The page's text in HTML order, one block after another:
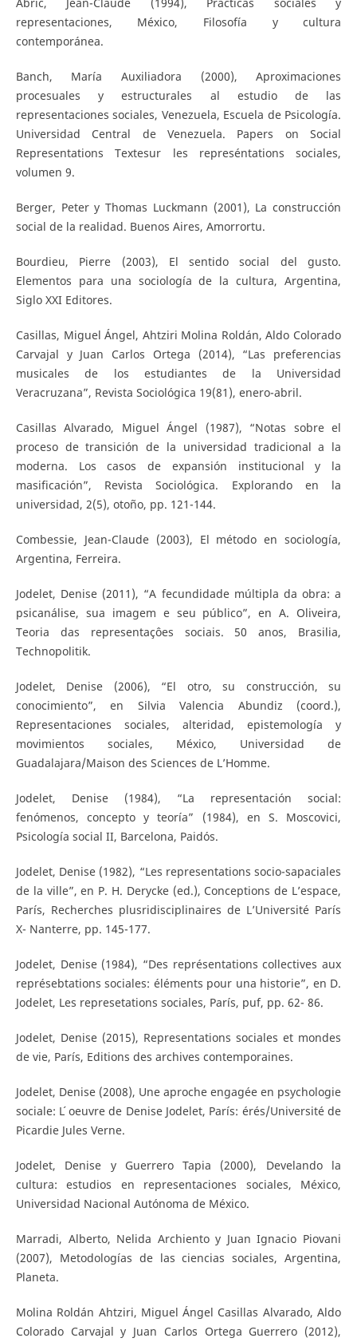
representaciones, México, Filosofía y cultura
contemporánea.
Banch, María Auxiliadora (2000), Aproximaciones
procesuales y estructurales al estudio de las
representaciones sociales, Venezuela, Escuela de Psicología.
Universidad Central de Venezuela. Papers on Social
Representations Textesur les represéntations sociales,
volumen 9.
Berger, Peter y Thomas Luckmann (2001), La construcción
social de la realidad. Buenos Aires, Amorrortu.
Bourdieu, Pierre (2003), El sentido social del gusto.
Elementos para una sociología de la cultura, Argentina,
Siglo XXI Editores.
Casillas, Miguel Ángel, Ahtziri Molina Roldán, Aldo Colorado
Carvajal y Juan Carlos Ortega (2014), “Las preferencias
musicales de los estudiantes de la Universidad
Veracruzana”, Revista Sociológica 19(81), enero-abril.
Casillas Alvarado, Miguel Ángel (1987), “Notas sobre el
proceso de transición de la universidad tradicional a la
moderna. Los casos de expansión institucional y la
masificación”, Revista Sociológica. Explorando en la
universidad, 2(5), otoño, pp. 121-144.
Combessie, Jean-Claude (2003), El método en sociología,
Argentina, Ferreira.
Jodelet, Denise (2011), “A fecundidade múltipla da obra: a
psicanálise, sua imagem e seu público”, en A. Oliveira,
Teoria das representaçôes sociais. 50 anos, Brasilia,
Technopolitik.
Jodelet, Denise (2006), “El otro, su construcción, su
conocimiento”, en Silvia Valencia Abundiz (coord.),
Representaciones sociales, alteridad, epistemología y
movimientos sociales, México, Universidad de
Guadalajara/Maison des Sciences de L’Homme.
Jodelet, Denise (1984), “La representación social:
fenómenos, concepto y teoría” (1984), en S. Moscovici,
Psicología social II, Barcelona, Paidós.
Jodelet, Denise (1982), “Les representations socio-sapaciales
de la ville”, en P. H. Derycke (ed.), Conceptions de L’espace,
París, Recherches plusridisciplinaires de L’Université París
X- Nanterre, pp. 145-177.
Jodelet, Denise (1984), “Des représentations collectives aux
représebtations sociales: éléments pour una historie”, en D.
Jodelet, Les represetations sociales, París, puf, pp. 62- 86.
Jodelet, Denise (2015), Representations sociales et mondes
de vie, París, Editions des archives contemporaines.
Jodelet, Denise (2008), Une aproche engagée en psychologie
sociale: L ́oeuvre de Denise Jodelet, París: érés/Université de
Picardie Jules Verne.
Jodelet, Denise y Guerrero Tapia (2000), Develando la
cultura: estudios en representaciones sociales, México,
Universidad Nacional Autónoma de México.
Marradi, Alberto, Nelida Archiento y Juan Ignacio Piovani
(2007), Metodologías de las ciencias sociales, Argentina,
Planeta.
Molina Roldán Ahtziri, Miguel Ángel Casillas Alvarado, Aldo
Colorado Carvajal y Juan Carlos Ortega Guerrero (2012),